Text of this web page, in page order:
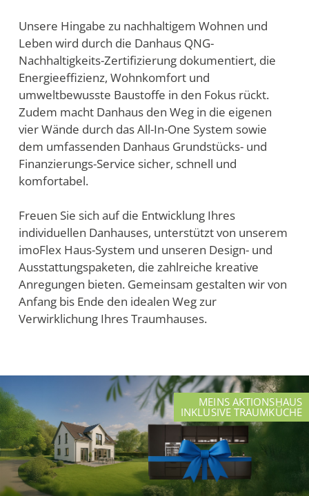
Unsere Hingabe zu nachhaltigem Wohnen und
Leben wird durch die Danhaus QNG-
Nachhaltigkeits-Zertifizierung dokumentiert, die
Energieeffizienz, Wohnkomfort und
umweltbewusste Baustoffe in den Fokus rückt.
Zudem macht Danhaus den Weg in die eigenen
vier Wände durch das All-In-One System sowie
dem umfassenden Danhaus Grundstücks- und
Finanzierungs-Service sicher, schnell und
komfortabel.
Freuen Sie sich auf die Entwicklung Ihres
individuellen Danhauses, unterstützt von unserem
imoFlex Haus-System und unseren Design- und
Ausstattungspaketen, die zahlreiche kreative
Anregungen bieten. Gemeinsam gestalten wir von
Anfang bis Ende den idealen Weg zur
Verwirklichung Ihres Traumhauses.
MEINS AKTIONSHAUS
INKLUSIVE TRAUMKÜCHE